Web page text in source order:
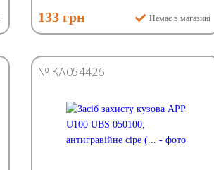
133 грн Немає в магазині
№ КА054426